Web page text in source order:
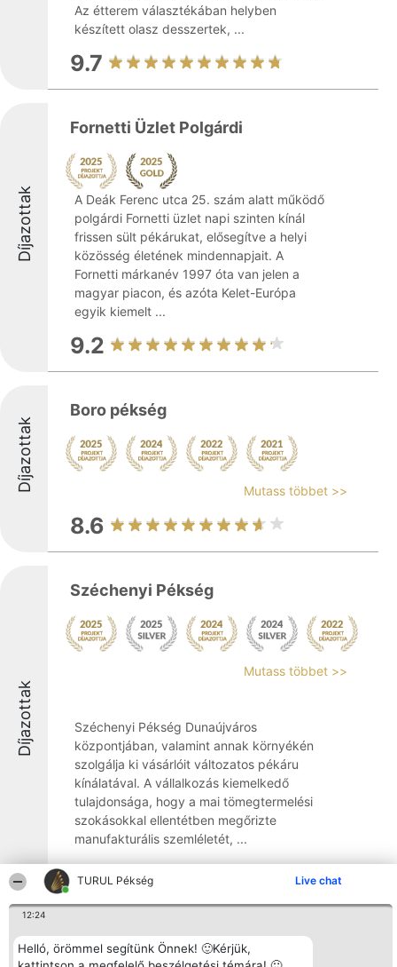
TURUL Pékség Live chat
12:24
Helló, örömmel segítünk Önnek! 🙂Kérjük,
Az étterem választékában helyben
készített olasz desszertek, ...
9.7
Díjazottak
Fornetti Üzlet Polgárdi
A Deák Ferenc utca 25. szám alatt működő
polgárdi Fornetti üzlet napi szinten kínál
frissen sült pékárukat, elősegítve a helyi
közösség életének mindennapjait. A
Fornetti márkanév 1997 óta van jelen a
magyar piacon, és azóta Kelet-Európa
egyik kiemelt ...
9.2
Díjazottak
Boro pékség
Mutass többet >>
8.6
Díjazottak
Széchenyi Pékség
Mutass többet >>
Széchenyi Pékség Dunaújváros
központjában, valamint annak környékén
szolgálja ki vásárlóit változatos pékáru
kínálatával. A vállalkozás kiemelkedő
tulajdonsága, hogy a mai tömegtermelési
szokásokkal ellentétben megőrizte
manufakturális szemléletét, ...
9
Ria Pékség